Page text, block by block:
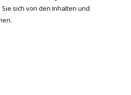
sich von den Inhalten und